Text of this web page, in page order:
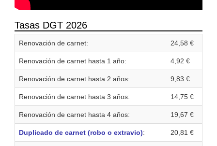
Tasas DGT 2026
Renovación de carnet: 24,58 €
Renovación de carnet hasta 1 año: 4,92 €
Renovación de carnet hasta 2 años: 9,83 €
Renovación de carnet hasta 3 años: 14,75 €
Renovación de carnet hasta 4 años: 19,67 €
Duplicado de carnet (robo o extravio): 20,81 €